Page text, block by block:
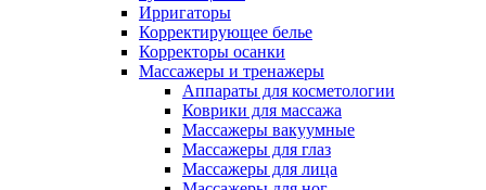
Ирригаторы
Корректирующее белье
Корректоры осанки
Массажеры и тренажеры
Аппараты для косметологии
Коврики для массажа
Массажеры вакуумные
Массажеры для глаз
Массажеры для лица